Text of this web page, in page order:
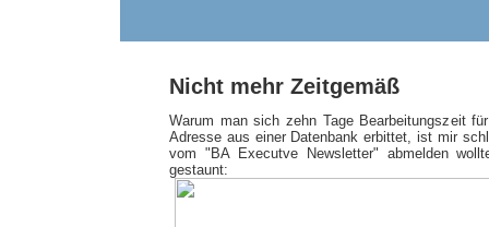
Nicht mehr Zeitgemäß
Warum man sich zehn Tage Bearbeitungszeit
Adresse aus einer Datenbank erbittet, ist mir
vom "BA Executve Newsletter" abmelden
gestaunt: